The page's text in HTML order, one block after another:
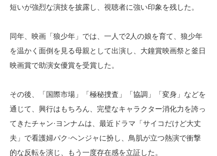
短いが強烈な演技を披露し、視聴者に強い印象を残した。
同年、映画「狼少年」では、一人で2人の娘を育て、狼少年
を温かく面倒を見る母親として出演し、大鐘賞映画祭と釜日
映画賞で助演女優賞を受賞した。
その後、「国際市場」「極秘捜査」「協調」「変身」などを
通じて、興行はもちろん、完璧なキャラクター消化力を誇っ
てきたチャン·ヨンナムは、最近ドラマ「サイコだけど大丈
夫」で看護婦パク·ヘンジャに扮し、鳥肌が立つ熱演で衝撃
的な反転を演じ、もう一度存在感を立証した。